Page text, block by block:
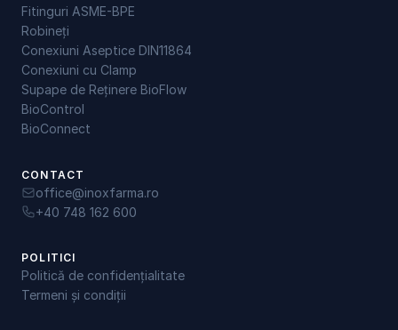
Fitinguri ASME-BPE
Robineți
Conexiuni Aseptice DIN11864
Conexiuni cu Clamp
Supape de Reținere BioFlow
BioControl
BioConnect
CONTACT
office@inoxfarma.ro
+40 748 162 600
POLITICI
Politică de confidențialitate
Termeni și condiții